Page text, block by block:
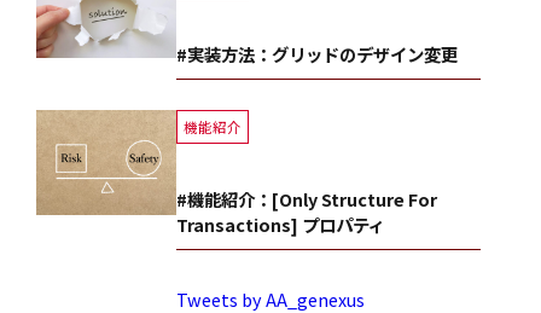
#実装方法：グリッドのデザイン変更
機能紹介
#機能紹介：[Only Structure For
Transactions] プロパティ
Tweets by AA_genexus